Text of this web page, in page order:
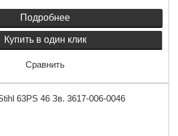
Подробнее
Купить в один клик
Сравнить